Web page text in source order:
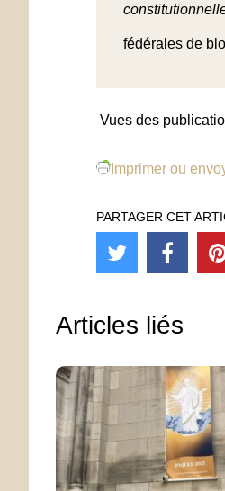
fédérales de
Vues des
Imprimer ou
PARTAGER CET
Articles liés